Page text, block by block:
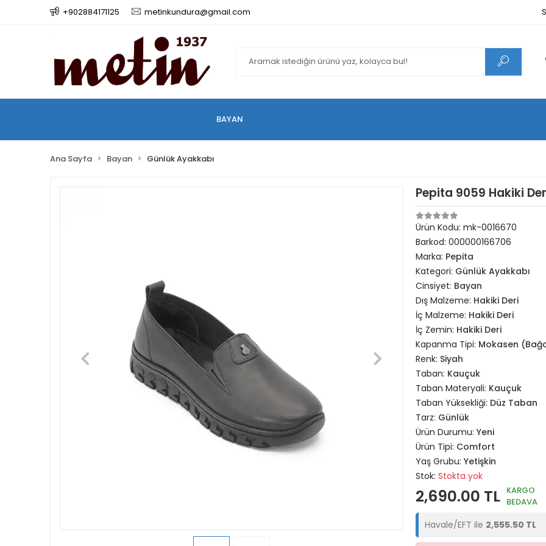
+902884171125 metinkundura@gmail.com
BAYAN
Ana Sayfa Bayan Günlük Ayakkabı
Pepita 9059 Hakiki
Ürün Kodu: mk-0016670
Barkod: 000000166706
Marka: Pepita
Kategori: Günlük Ayakkabı
Cinsiyet: Bayan
Dış Malzeme: Hakiki Deri
İç Malzeme: Hakiki Deri
İç Zemin: Hakiki Deri
Kapanma Tipi: Mokasen
Renk: Siyah
Taban: Kauçuk
Taban Materyali: Kauçuk
Taban Yüksekliği: Düz Taban
Tarz: Günlük
Ürün Durumu: Yeni
Ürün Tipi: Comfort
Yaş Grubu: Yetişkin
Stok: Stokta yok
2,690.00 TL KARGO
BEDAVA
Havale/EFT ile 2,555.50 TL